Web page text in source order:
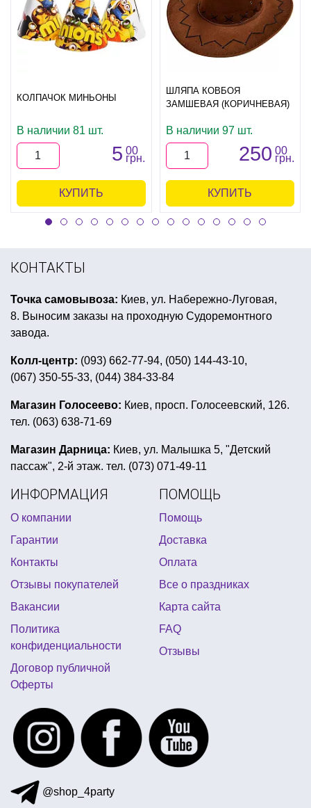
КОЛПАЧОК МИНЬОНЫ
В наличии 81 шт.
5 00
грн.
КУПИТЬ
ШЛЯПА КОВБОЯ
ЗАМШЕВАЯ (КОРИЧНЕВАЯ)
В наличии 97 шт.
250 00
грн.
КУПИТЬ
КОНТАКТЫ
Точка самовывоза: Киев, ул. Набережно-Луговая,
8. Выносим заказы на проходную Судоремонтного
завода.
Колл-центр: (093) 662-77-94, (050) 144-43-10,
(067) 350-55-33, (044) 384-33-84
Магазин Голосеево: Киев, просп. Голосеевский, 126.
тел. (063) 638-71-69
Магазин Дарница: Киев, ул. Малышка 5, "Детский
пассаж", 2-й этаж. тел. (073) 071-49-11
ИНФОРМАЦИЯ
О компании
Гарантии
Контакты
Отзывы покупателей
Вакансии
Политика
конфиденциальности
Договор публичной
Оферты
ПОМОЩЬ
Помощь
Доставка
Оплата
Все о праздниках
Карта сайта
FAQ
Отзывы
@shop_4party